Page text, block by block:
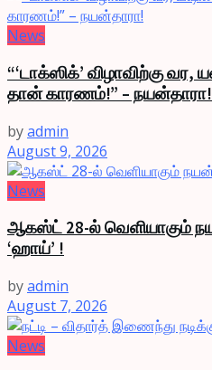
News
“‘டாக்ஸிக்’ விழாவிற்கு
தான் காரணம்!” – நயன்தாரா!
byadmin
August 9, 2026
News
ஆகஸ்ட் 28-ல் வெளியாகும்
‘ஹாய்’ !
byadmin
August 7, 2026
News